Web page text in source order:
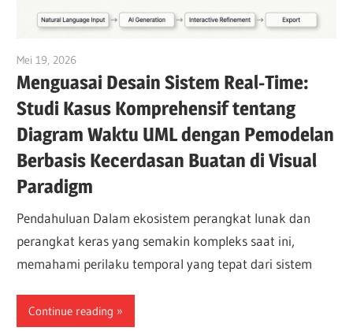
Mei 19, 2026
Menguasai Desain Sistem Real-Time:
Studi Kasus Komprehensif tentang
Diagram Waktu UML dengan Pemodelan
Berbasis Kecerdasan Buatan di Visual
Paradigm
Pendahuluan Dalam ekosistem perangkat lunak dan
perangkat keras yang semakin kompleks saat ini,
memahami perilaku temporal yang tepat dari sistem
Continue reading